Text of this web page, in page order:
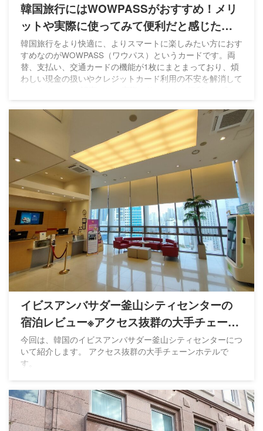
韓国旅行にはWOWPASSがおすすめ！メリ
ットや実際に使ってみて便利だと感じた点
を紹介
韓国旅行をより快適に、よりスマートに楽しみたい方におす
すめなのがWOWPASS（ワウパス）というカードです。両
替、支払い、交通カードの機能が1枚にまとまっており、煩
わしい現金の扱いやクレジットカード利用の不安を解消して
イビスアンバサダー釜山シティセンターの
宿泊レビュー※アクセス抜群の大手チェーン
ホテル
今回は、韓国のイビスアンバサダー釜山シティセンターにつ
いて紹介します。 アクセス抜群の大手チェーンホテルで
す。